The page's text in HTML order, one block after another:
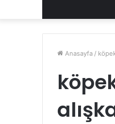
Anasayfa /